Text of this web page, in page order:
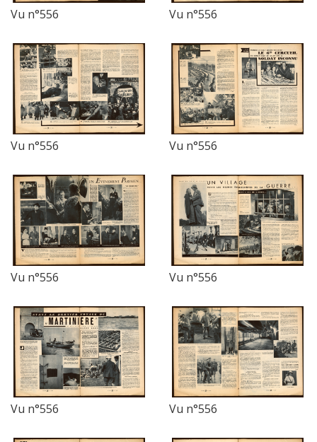
Vu n°556 Vu n°556
Vu n°556 Vu n°556
Vu n°556 Vu n°556
Vu n°556 Vu n°556